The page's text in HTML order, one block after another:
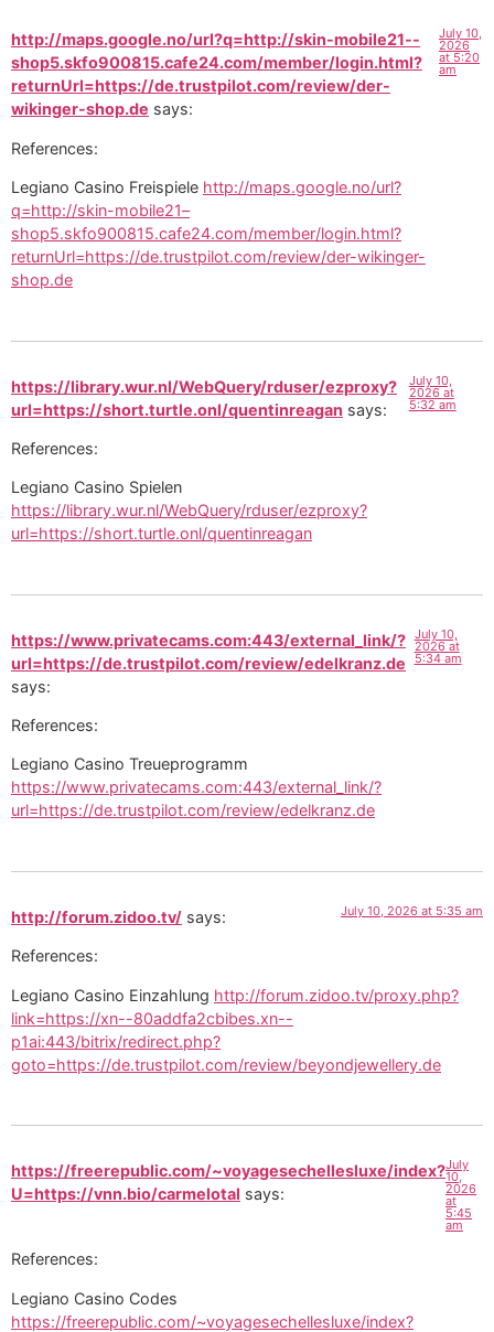
http://maps.google.no/url?q=http://skin-mobile21--
shop5.skfo900815.cafe24.com/member/login.html?
returnUrl=https://de.trustpilot.com/review/der-
wikinger-shop.de says:
July 10,
2026
at 5:20
am
References:
Legiano Casino Freispiele http://maps.google.no/url?
q=http://skin-mobile21–
shop5.skfo900815.cafe24.com/member/login.html?
returnUrl=https://de.trustpilot.com/review/der-wikinger-
shop.de
https://library.wur.nl/WebQuery/rduser/ezproxy?
url=https://short.turtle.onl/quentinreagan says:
July 10,
2026 at
5:32 am
References:
Legiano Casino Spielen
https://library.wur.nl/WebQuery/rduser/ezproxy?
url=https://short.turtle.onl/quentinreagan
https://www.privatecams.com:443/external_link/?
url=https://de.trustpilot.com/review/edelkranz.de
says:
July 10,
2026 at
5:34 am
References:
Legiano Casino Treueprogramm
https://www.privatecams.com:443/external_link/?
url=https://de.trustpilot.com/review/edelkranz.de
http://forum.zidoo.tv/ says: July 10, 2026 at 5:35 am
References:
Legiano Casino Einzahlung http://forum.zidoo.tv/proxy.php?
link=https://xn--80addfa2cbibes.xn--
p1ai:443/bitrix/redirect.php?
goto=https://de.trustpilot.com/review/beyondjewellery.de
https://freerepublic.com/~voyagesechellesluxe/index?
U=https://vnn.bio/carmelotal says:
July
10,
2026
at
5:45
am
References:
Legiano Casino Codes
https://freerepublic.com/~voyagesechellesluxe/index?